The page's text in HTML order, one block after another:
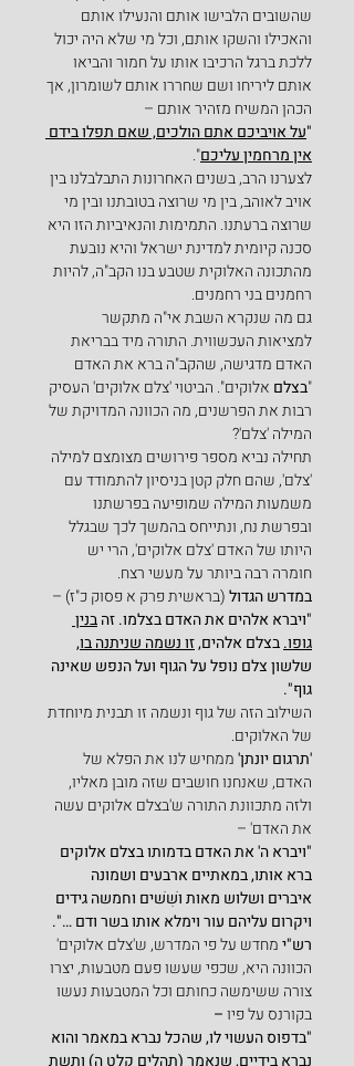
שהשובים הלבישו אותם והנעילו אותם
והאכילו והשקו אותם, וכל מי שלא היה יכול
ללכת ברגל הרכיבו אותו על חמור והביאו
אותם ליריחו ושם שחררו אותם לשומרון, אך
הכהן המשיח מזהיר אותם –
"על אויביכם אתם הולכים, שאם תפלו בידם
אין מרחמין עליכם".
לצערנו הרב, בשנים האחרונות התבלבלנו בין
אויב לאוהב, בין מי שרוצה בטובתנו ובין מי
שרוצה ברעתנו. התמימות והנאיביות הזו היא
סכנה קיומית למדינת ישראל והיא נובעת
מהתכונה האלוקית שטבע בנו הקב"ה, להיות
רחמנים בני רחמנים.
גם מה שנקרא השבת אי"ה מתקשר
למציאות העכשווית. התורה מיד בבריאת
האדם מדגישה, שהקב"ה ברא את האדם
"בצלם אלוקים". הביטוי 'צלם אלוקים' העסיק
רבות את הפרשנים, מה הכוונה המדויקת של
המילה 'צלם'?
תחילה נביא מספר פירושים מצומצם למילה
'צלם', שהם חלק קטן בניסיון להתמודד עם
משמעות המילה שמופיעה בפרשתנו
ובפרשת נח, ונתייחס בהמשך לכך שבגלל
היותו של האדם 'צלם אלוקים', הרי יש
חומרה רבה ביותר על מעשי רצח.
במדרש הגדול (בראשית פרק א פסוק כ"ז) –
"ויברא אלהים את האדם בצלמו. זה בנין
גופו. בצלם אלהים, זו נשמה שניתנה בו,
שלשון צלם נופל על הגוף ועל הנפש שאינה
גוף".
השילוב הזה של גוף ונשמה זו תבנית מיוחדת
של האלוקים.
'תרגום יונתן' ממחיש לנו את הפלא של
האדם, שאנחנו חושבים שזה מובן מאליו,
ולזה מתכוונת התורה ש'בצלם אלוקים עשה
את האדם' –
"ויברא ה' את האדם בדמותו בצלם אלוקים
ברא אותו, במאתיים ארבעים ושמונה
איברים ושלוש מאות ושִׁשׁים וחמשה גידים
ויקרום עליהם עור וימלא אותו בשר ודם …".
רש"י מחדש על פי המדרש, ש'צלם אלוקים'
הכוונה היא, שכפי שעשו פעם מטבעות, יצרו
צורה ששימשה כחותם וכל המטבעות נעשו
בקורנס על פיו –
"בדפוס העשוי לו, שהכל נברא במאמר והוא
נברא בידיים, שנאמר (תהלים קלט ה) ותשת